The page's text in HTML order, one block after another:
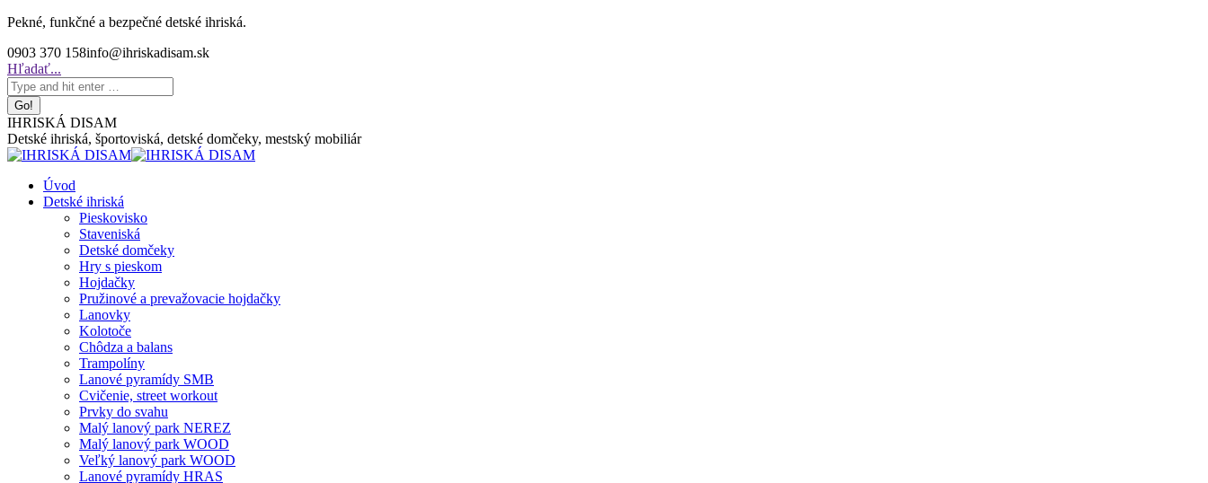
Skip
content
Pekné, funkčné a bezpečné detské ihriská.
0903 370 158info@ihriskadisam.sk
Search:
Hľadať...
IHRISKÁ DISAM
Detské ihriská, športoviská, detské domčeky, mestský mobiliár
Úvod
Detské ihriská
Pieskovisko
Staveniská
Detské domčeky
Hry s pieskom
Hojdačky
Pružinové a prevažovacie hojdačky
Lanovky
Kolotoče
Chôdza a balans
Trampolíny
Lanové pyramídy SMB
Cvičenie, street workout
Prvky do svahu
Malý lanový park NEREZ
Malý lanový park WOOD
Veľký lanový park WOOD
Lanové pyramídy HRAS